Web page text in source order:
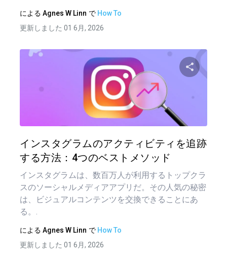
による Agnes W Linn で How To
更新しました 01 6月, 2026
インスタグラムのアクティビティを追跡
する方法：4つのベストメソッド
インスタグラムは、数百万人が利用するトップクラ
スのソーシャルメディアアプリだ。その人気の秘密
は、ビジュアルコンテンツを交換できることにあ
る。.
による Agnes W Linn で How To
更新しました 01 6月, 2026